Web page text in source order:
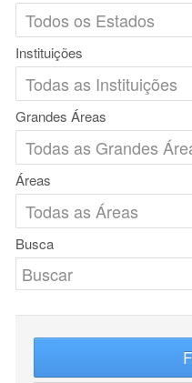
Instituições
Grandes Áreas
Áreas
Busca